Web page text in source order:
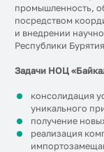
промышленность,
посредством
и внедрении
Республики
Задачи НОЦ
консолидация
уникального
получение
реализация